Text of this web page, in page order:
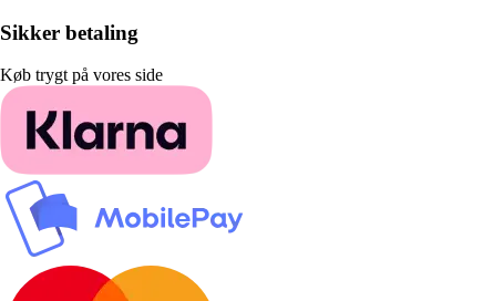
Sikker betaling
Køb trygt på vores side